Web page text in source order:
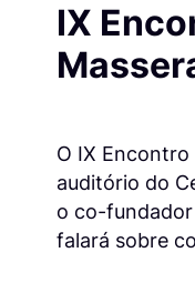
IX
O IX Encontro
auditório do
o co-
falará sobre